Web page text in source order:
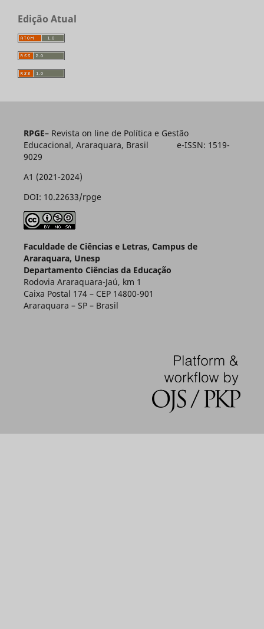
Edição Atual
RPGE– Revista on line de Política e Gestão
Educacional, Araraquara, Brasil e-ISSN: 1519-
9029
A1 (2021-2024)
DOI: 10.22633/rpge
Faculdade de Ciências e Letras, Campus de
Araraquara, Unesp
Departamento Ciências da Educação
Rodovia Araraquara-Jaú, km 1
Caixa Postal 174 – CEP 14800-901
Araraquara – SP – Brasil